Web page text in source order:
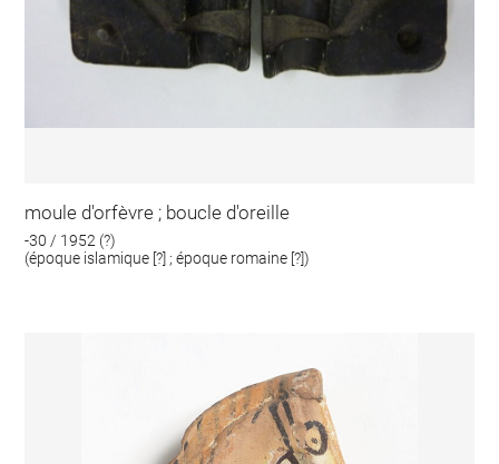
moule d'orfèvre ; boucle d'oreille
-30 / 1952 (?)
(époque islamique [?] ; époque romaine [?])